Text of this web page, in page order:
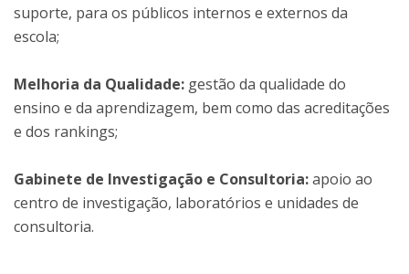
suporte, para os públicos internos e externos da
escola;
Melhoria da Qualidade: gestão da qualidade do
ensino e da aprendizagem, bem como das acreditações
e dos rankings;
Gabinete de Investigação e Consultoria:apoio ao
centro de investigação, laboratórios e unidades de
consultoria.